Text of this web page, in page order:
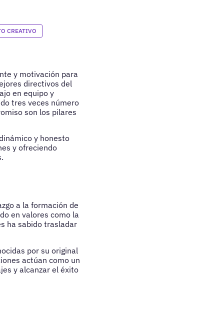
CREATIVO
y motivación para
directivos del
en equipo y
tres veces número
son los pilares
y honesto
y ofreciendo
a la formación de
en valores como la
ha sabido trasladar
por su original
actúan como un
y alcanzar el éxito